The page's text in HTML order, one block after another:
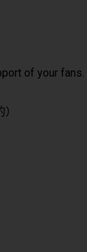
of your fans.